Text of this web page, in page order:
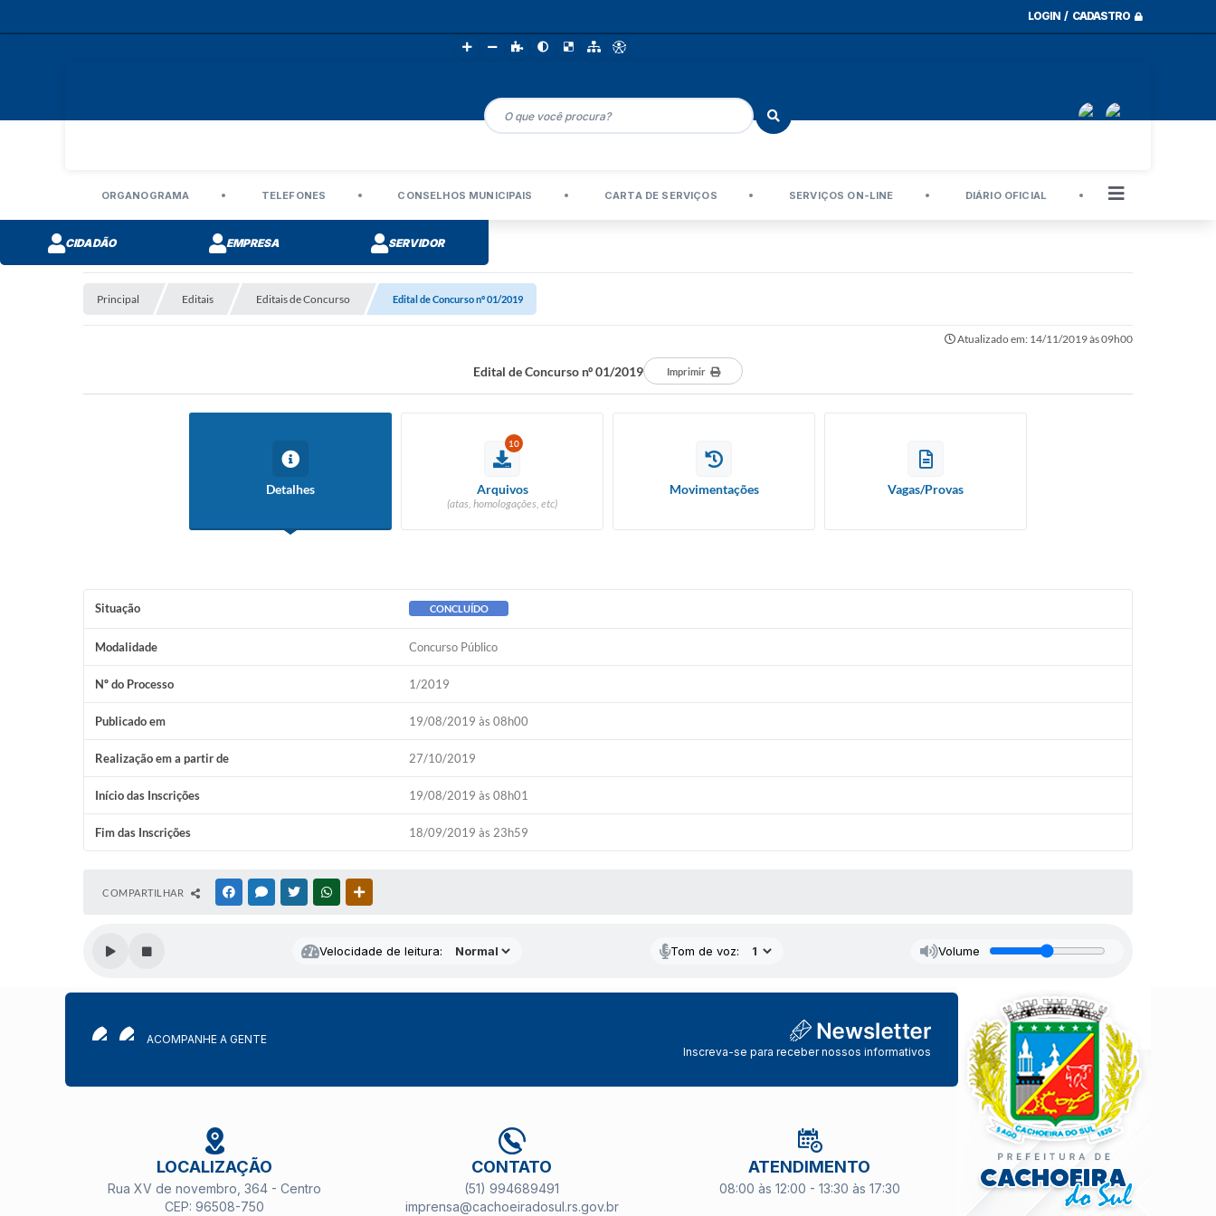
LOGIN / CADASTRO
ORGANOGRAMA TELEFONES CONSELHOS MUNICIPAIS CARTA DE SERVIÇOS SERVIÇOS ON-LINE DIÁRIO OFICIAL
CIDADÃO EMPRESA SERVIDOR
Editais de Concurso
Principal Editais Editais de Concurso Edital de Concurso nº 01/2019
Atualizado em: 14/11/2019 às 09h00
Edital de Concurso nº 01/2019 Imprimir
Detalhes
10
Arquivos
(atas, homologações, etc)
Movimentações Vagas/Provas
Situação CONCLUÍDO
Modalidade Concurso Público
Nº do Processo 1/2019
Publicado em 19/08/2019 às 08h00
Realização em a partir de 27/10/2019
Início das Inscrições 19/08/2019 às 08h01
Fim das Inscrições 18/09/2019 às 23h59
COMPARTILHAR FACEBOOKMESSENGER
TWITTERWHATSAPP
Velocidade de leitura: Tom de voz: Volume
ACOMPANHE A GENTE
Inscreva-se para receber nossos informativos
LOCALIZAÇÃO
Rua XV de novembro, 364 - Centro
CEP: 96508-750
CONTATO
(51) 994689491
imprensa@cachoeiradosul.rs.gov.br
ATENDIMENTO
08:00 às 12:00 - 13:30 às 17:30